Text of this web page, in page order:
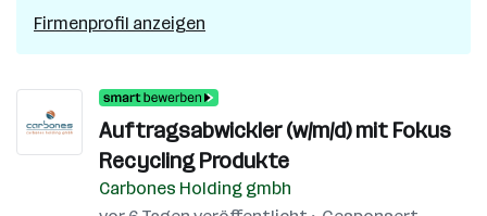
Firmenprofil anzeigen
Auftragsabwickler (w/m/d) mit Fokus
Recycling Produkte
Carbones Holding gmbh